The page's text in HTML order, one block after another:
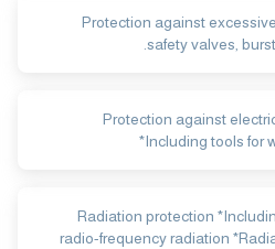
Protection against
safety valves,
Protection against
*Including tools for
Radiation protection
radio-frequency radiation